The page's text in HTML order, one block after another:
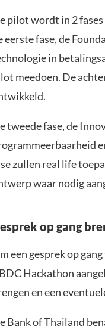
pilot wordt in 2 fases
eerste fase, de
in
meedoen. De
tweede fase, de
zullen real life
waar nodig
op gang
een gesprek op
Hackathon
en een
Bank of Thailand